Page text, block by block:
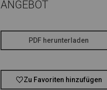
ANGEBOT
PDF herunterladen
Zu Favoriten hinzufügen